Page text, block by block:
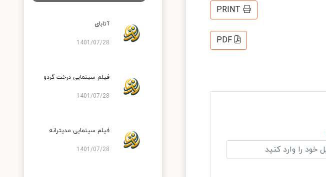
PRINT
PDF
آتابای
1401/07/28
فیلم سینمایی درخت گردو
1401/07/28
فیلم سینمایی مدیترانه
1401/07/28